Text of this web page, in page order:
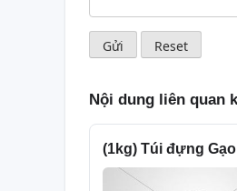
Nội dung liên quan
(1kg) Túi đựng